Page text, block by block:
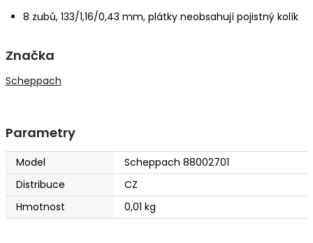
8 zubů, 133/1,16/0,43 mm, plátky neobsahují pojistný kolík
Značka
Scheppach
Parametry
Model
Scheppach 88002701
Distribuce
CZ
Hmotnost
0,01 kg